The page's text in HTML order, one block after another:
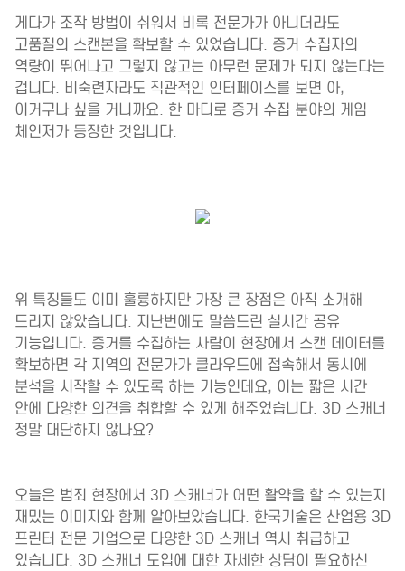
게다가 조작 방법이 쉬워서 비록 전문가가 아니더라도
고품질의 스캔본을 확보할 수 있었습니다. 증거 수집자의
역량이 뛰어나고 그렇지 않고는 아무런 문제가 되지 않는다는
겁니다. 비숙련자라도 직관적인 인터페이스를 보면 아,
이거구나 싶을 거니까요. 한 마디로 증거 수집 분야의 게임
체인저가 등장한 것입니다.
위 특징들도 이미 훌륭하지만 가장 큰 장점은 아직 소개해
드리지 않았습니다. 지난번에도 말씀드린 실시간 공유
기능입니다. 증거를 수집하는 사람이 현장에서 스캔 데이터를
확보하면 각 지역의 전문가가 클라우드에 접속해서 동시에
분석을 시작할 수 있도록 하는 기능인데요, 이는 짧은 시간
안에 다양한 의견을 취합할 수 있게 해주었습니다. 3D 스캐너
정말 대단하지 않나요?
오늘은 범죄 현장에서 3D 스캐너가 어떤 활약을 할 수 있는지
재밌는 이미지와 함께 알아보았습니다. 한국기술은 산업용 3D
프린터 전문 기업으로 다양한 3D 스캐너 역시 취급하고
있습니다. 3D 스캐너 도입에 대한 자세한 상담이 필요하신